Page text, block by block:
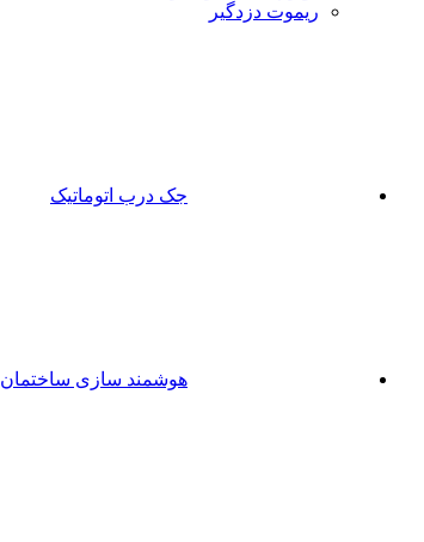
ریموت دزدگیر
جک درب اتوماتیک
هوشمند سازی ساختمان